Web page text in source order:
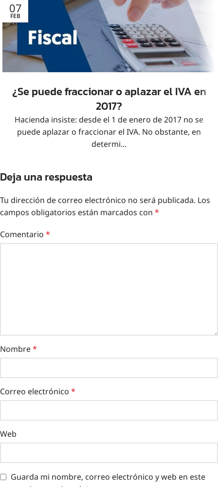
07
FEB
¿Se puede fraccionar o aplazar el IVA en
2017?
Hacienda insiste: desde el 1 de enero de 2017 no se
puede aplazar o fraccionar el IVA. No obstante, en
determi...
Deja una respuesta
Tu dirección de correo electrónico no será publicada. Los
campos obligatorios están marcados con *
Comentario *
Nombre*
Correo electrónico *
Web
Guarda mi nombre, correo electrónico y web en este